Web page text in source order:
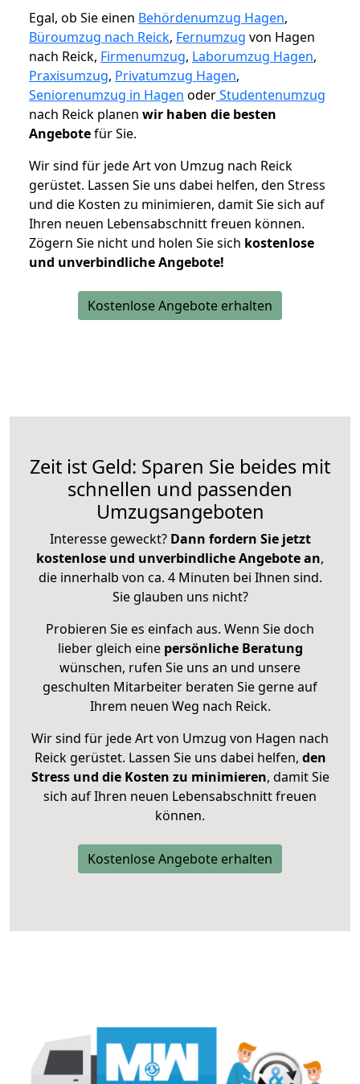
Egal, ob Sie einen Behördenumzug Hagen,
Büroumzug nach Reick, Fernumzug von Hagen
nach Reick, Firmenumzug, Laborumzug Hagen,
Praxisumzug, Privatumzug Hagen,
Seniorenumzug in Hagen oderStudentenumzug
nach Reick planen wir haben die besten
Angebotefür Sie.
Wir sind für jede Art von Umzug nach Reick
gerüstet. Lassen Sie uns dabei helfen, den Stress
und die Kosten zu minimieren, damit Sie sich auf
Ihren neuen Lebensabschnitt freuen können.
Zögern Sie nicht und holen Sie sich kostenlose
und unverbindliche Angebote!
Kostenlose Angebote erhalten
Zeit ist Geld: Sparen Sie beides mit
schnellen und passenden
Umzugsangeboten
Interesse geweckt? Dann fordern Sie jetzt
kostenlose und unverbindliche Angebote an,
die innerhalb von ca. 4 Minuten bei Ihnen sind.
Sie glauben uns nicht?
Probieren Sie es einfach aus. Wenn Sie doch
lieber gleich eine persönliche Beratung
wünschen, rufen Sie uns an und unsere
geschulten Mitarbeiter beraten Sie gerne auf
Ihrem neuen Weg nach Reick.
Wir sind für jede Art von Umzug von Hagen nach
Reick gerüstet. Lassen Sie uns dabei helfen, den
Stress und die Kosten zu minimieren, damit Sie
sich auf Ihren neuen Lebensabschnitt freuen
können.
Kostenlose Angebote erhalten